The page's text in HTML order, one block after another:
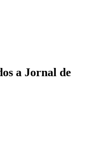
a Jornal de